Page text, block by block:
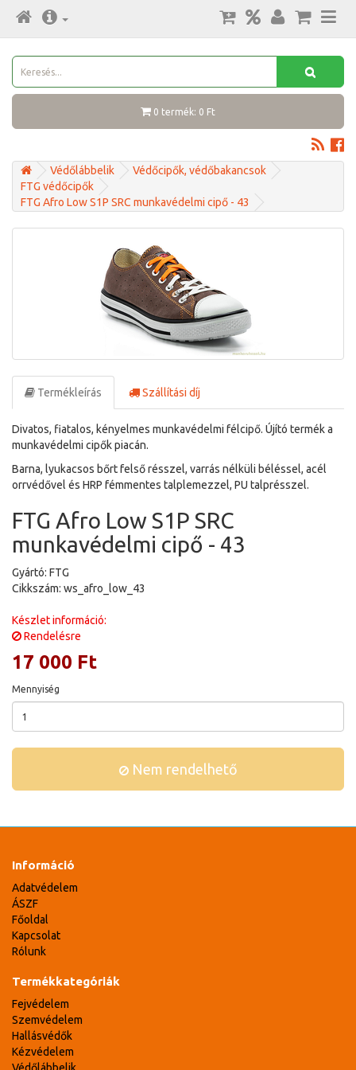
0 termék: 0 Ft
Védőlábbelik
Védőcipők, védőbakancsok
FTG védőcipők
FTG Afro Low S1P SRC munkavédelmi cipő - 43
Termékleírás Szállítási díj
Divatos, fiatalos, kényelmes munkavédelmi félcipő. Újító termék a
munkavédelmi cipők piacán.
Barna, lyukacsos bőrt felső résszel, varrás nélküli béléssel, acél
orrvédővel és HRP fémmentes talplemezzel, PU talprésszel.
FTG Afro Low S1P SRC
munkavédelmi cipő - 43
Gyártó: FTG
Cikkszám: ws_afro_low_43
Készlet információ:
Rendelésre
17 000 Ft
Mennyiség
Nem rendelhető
Információ
Adatvédelem
ÁSZF
Főoldal
Kapcsolat
Rólunk
Termékkategóriák
Fejvédelem
Szemvédelem
Hallásvédők
Kézvédelem